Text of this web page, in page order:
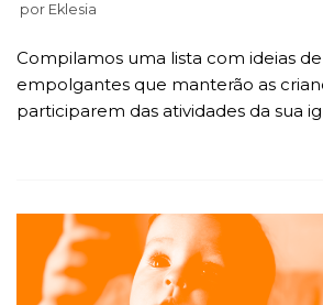
por Eklesia
Compilamos uma lista com ideias
empolgantes que manterão as
participarem das atividades da sua